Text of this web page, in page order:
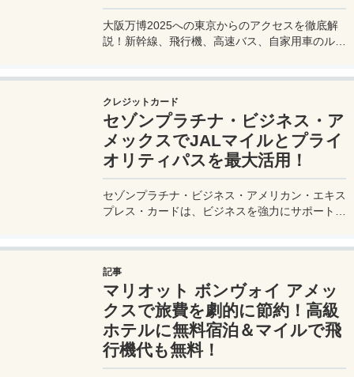
大阪万博2025への東京からのアクセスを徹底解
説！新幹線、飛行機、高速バス、自家用車のルー
クレジットカード
セゾンプラチナ・ビジネス・ア
メックスでJALマイルとプライ
オリティパスを最大活用！
セゾンプラチナ・ビジネス・アメリカン・エキス
プレス・カードは、ビジネスを強力にサポートす
最適です。初年度の年会費無料も魅力。ステータ
スと実用性を兼ね備えたビジネスカードで、あな
たのビジネスをワンランクアップさせませんか？
記事
マリオット ボンヴォイ アメッ
クスで旅費を劇的に節約！高級
ホテルに無料宿泊＆マイルで飛
行機代も無料！